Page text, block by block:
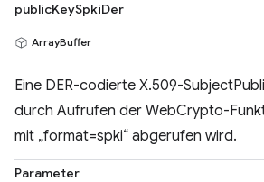
publicKeySpkiDer
ArrayBuffer
Eine DER-codierte X.509-
durch Aufrufen der WebCrypto-
mit „format=spki“ abgerufen wird.
Parameter